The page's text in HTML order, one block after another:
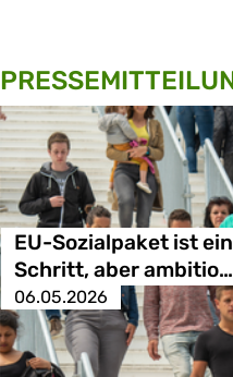
EU-Sozialpaket ist
Schritt, aber ambitio…
06.05.2026